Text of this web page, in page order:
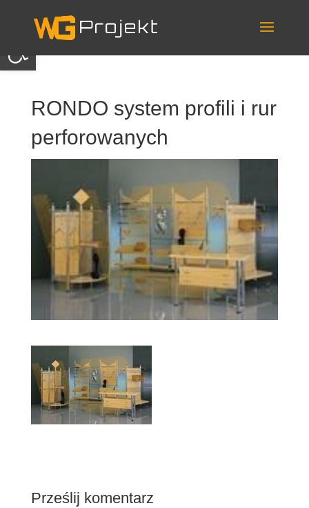
Otwórz pasek narzędzi
content
RONDO system profili i rur
perforowanych
Prześlij komentarz